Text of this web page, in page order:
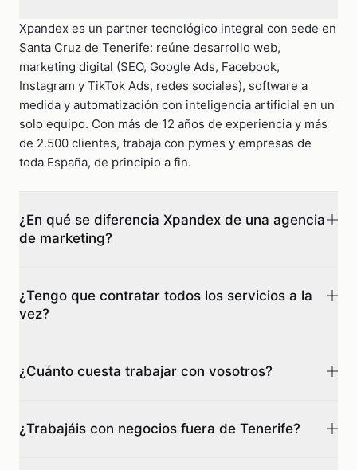
Xpandex es un partner tecnológico integral con sede en
Santa Cruz de Tenerife: reúne desarrollo web,
marketing digital (SEO, Google Ads, Facebook,
Instagram y TikTok Ads, redes sociales), software a
medida y automatización con inteligencia artificial en un
solo equipo. Con más de 12 años de experiencia y más
de 2.500 clientes, trabaja con pymes y empresas de
toda España, de principio a fin.
¿En qué se diferencia Xpandex de una agencia
de marketing?
equipo de tecnología completo: web, marketing,
automatización e IA bajo un mismo techo, conectados
¿Tengo que contratar todos los servicios a la
vez?
negocio y el sistema crece a tu ritmo. Lo importante es
¿Cuánto cuesta trabajar con vosotros?
que sea accesible: hay planes de web desde 65 €/mes y
¿Trabajáis con negocios fuera de Tenerife?